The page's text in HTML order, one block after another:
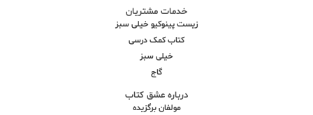
خدمات مشتریان
زیست پینوکیو خیلی سبز
کتاب کمک درسی
خیلی سبز
گاج
درباره عشق کتاب
مولفان برگزیده